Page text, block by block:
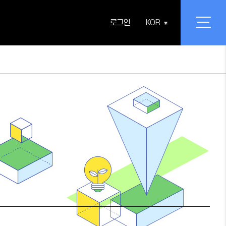
로그인 KOR